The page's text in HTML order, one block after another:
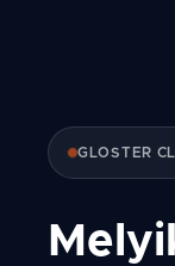
GLOSTER